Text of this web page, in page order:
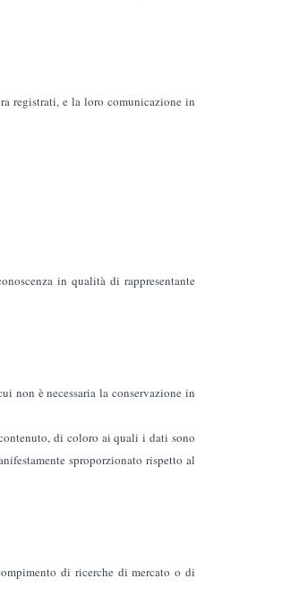
registrati, e la loro comunicazione in
in qualità di rappresentante
non è necessaria la conservazione in
di coloro ai quali i dati sono
sproporzionato rispetto al
di ricerche di mercato o di